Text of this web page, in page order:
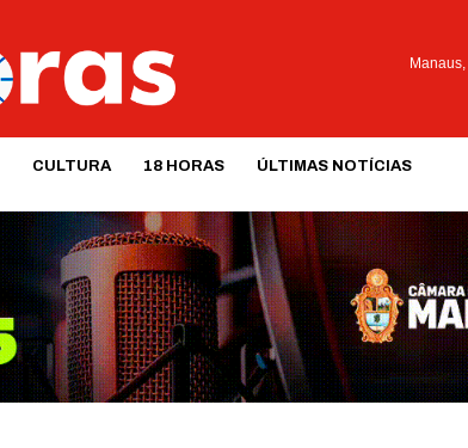
Manaus,
CULTURA 18 HORAS ÚLTIMAS NOTÍCIAS